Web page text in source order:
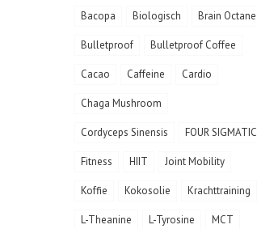
Bacopa Biologisch Brain Octane
Bulletproof Bulletproof Coffee
Cacao Caffeine Cardio
Chaga Mushroom
Cordyceps Sinensis FOUR SIGMATIC
Fitness HIIT Joint Mobility
Koffie Kokosolie Krachttraining
L-Theanine L-Tyrosine MCT